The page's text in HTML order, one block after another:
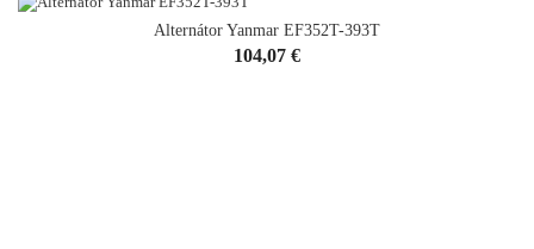
Alternátor Yanmar EF352T-393T
Cena
104,07 €